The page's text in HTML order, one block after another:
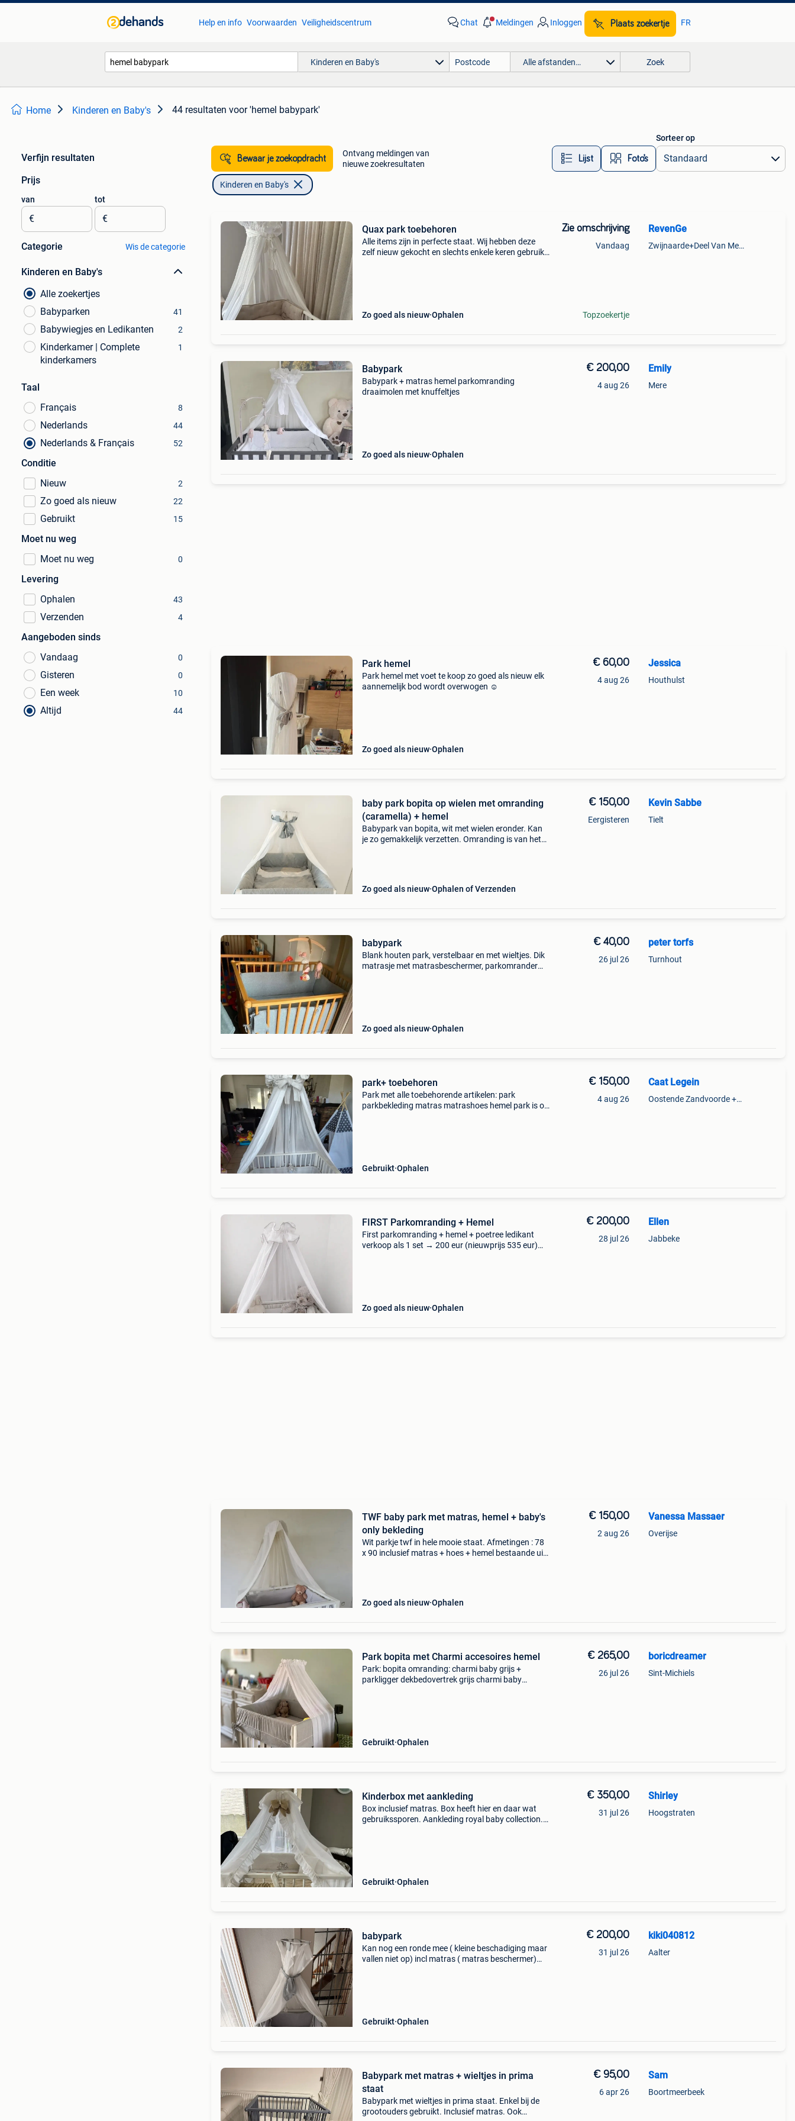
Help en info Voorwaarden Veiligheidscentrum Chat Meldingen Inloggen Plaats zoekertje FR
Kinderen en Baby's Alle afstanden… Zoek
Home Kinderen en Baby's 44 resultaten voor 'hemel babypark'
Verfijn resultaten
Prijs
van
€
tot
€
Categorie Wis de categorie
Kinderen en Baby's
Alle zoekertjes
Babyparken
41
Babywiegjes en Ledikanten 2
Kinderkamer | Complete
kinderkamers
1
Taal
Français
8
Nederlands 44
Nederlands & Français 52
Conditie
Nieuw
2
Zo goed als nieuw 22
Gebruikt 15
Moet nu weg
Moet nu weg
0
Levering
Ophalen
43
Verzenden 4
Aangeboden sinds
Vandaag
0
Gisteren 0
Een week 10
Altijd 44
Bewaar je zoekopdracht
Ontvang meldingen van
nieuwe zoekresultaten
Lijst Foto’s
Sorteer op
Kinderen en Baby's
Quax park toebehoren
Alle items zijn in perfecte staat. Wij hebben deze
zelf nieuw gekocht en slechts enkele keren gebruikt.
Zo goed als nieuw Ophalen
Zie omschrijving
Vandaag
Topzoekertje
RevenGe
Zwijnaarde+Deel Van Merelbeke
Babypark
Babypark + matras hemel parkomranding
draaimolen met knuffeltjes
Zo goed als nieuw Ophalen
€ 200,00
4 aug 26
Emily
Mere
Park hemel
Park hemel met voet te koop zo goed als nieuw elk
aannemelijk bod wordt overwogen ☺️
Zo goed als nieuw Ophalen
€ 60,00
4 aug 26
Jessica
Houthulst
baby park bopita op wielen met omranding
(caramella) + hemel
Babypark van bopita, wit met wielen eronder. Kan
je zo gemakkelijk verzetten. Omranding is van het
Zo goed als nieuw Ophalen of Verzenden
€ 150,00
Eergisteren
Kevin Sabbe
Tielt
babypark
Blank houten park, verstelbaar en met wieltjes. Dik
matrasje met matrasbeschermer, parkomrander
Zo goed als nieuw Ophalen
€ 40,00
26 jul 26
peter torfs
Turnhout
park+ toebehoren
Park met alle toebehorende artikelen: park
parkbekleding matras matrashoes hemel park is op
Gebruikt Ophalen
€ 150,00
4 aug 26
Caat Legein
Oostende Zandvoorde +Oostende
FIRST Parkomranding + Hemel
First parkomranding + hemel + poetree ledikant
verkoop als 1 set → 200 eur (nieuwprijs 535 eur)
Zo goed als nieuw Ophalen
€ 200,00
28 jul 26
Ellen
Jabbeke
TWF baby park met matras, hemel + baby's
only bekleding
Wit parkje twf in hele mooie staat. Afmetingen : 78
x 90 inclusief matras + hoes + hemel bestaande uit
Zo goed als nieuw Ophalen
€ 150,00
2 aug 26
Vanessa Massaer
Overijse
Park bopita met Charmi accesoires hemel
Park: bopita omranding: charmi baby grijs +
parkligger dekbedovertrek grijs charmi baby
Gebruikt Ophalen
€ 265,00
26 jul 26
boricdreamer
Sint-Michiels
Kinderbox met aankleding
Box inclusief matras. Box heeft hier en daar wat
gebruikssporen. Aankleding royal baby collection.
Gebruikt Ophalen
€ 350,00
31 jul 26
Shirley
Hoogstraten
babypark
Kan nog een ronde mee ( kleine beschadiging maar
vallen niet op) incl matras ( matras beschermer)
Gebruikt Ophalen
€ 200,00
31 jul 26
kiki040812
Aalter
Babypark met matras + wieltjes in prima
staat
Babypark met wieltjes in prima staat. Enkel bij de
grootouders gebruikt. Inclusief matras. Ook
€ 95,00
6 apr 26
Sam
Boortmeerbeek